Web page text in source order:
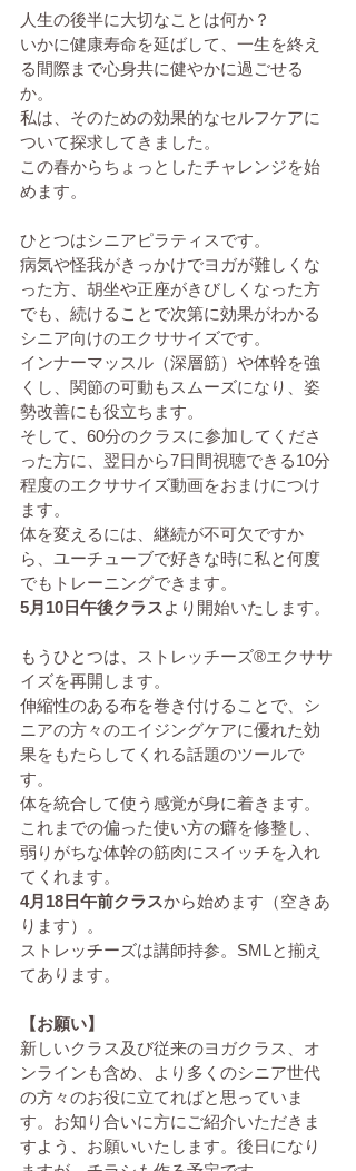
人生の後半に大切なことは何か？
いかに健康寿命を延ばして、一生を終え
る間際まで心身共に健やかに過ごせる
か。
私は、そのための効果的なセルフケアに
ついて探求してきました。
この春からちょっとしたチャレンジを始
めます。
ひとつはシニアピラティスです。
病気や怪我がきっかけでヨガが難しくな
った方、胡坐や正座がきびしくなった方
でも、続けることで次第に効果がわかる
シニア向けのエクササイズです。
インナーマッスル（深層筋）や体幹を強
くし、関節の可動もスムーズになり、姿
勢改善にも役立ちます。
そして、60分のクラスに参加してくださ
った方に、翌日から7日間視聴できる10分
程度のエクササイズ動画をおまけにつけ
ます。
体を変えるには、継続が不可欠ですか
ら、ユーチューブで好きな時に私と何度
でもトレーニングできます。
5月10日午後クラスより開始いたします。
もうひとつは、ストレッチーズ®エクササ
イズを再開します。
伸縮性のある布を巻き付けることで、シ
ニアの方々のエイジングケアに優れた効
果をもたらしてくれる話題のツールで
す。
体を統合して使う感覚が身に着きます。
これまでの偏った使い方の癖を修整し、
弱りがちな体幹の筋肉にスイッチを入れ
てくれます。
4月18日午前クラスから始めます（空きあ
ります）。
ストレッチーズは講師持参。SMLと揃え
てあります。
【お願い】
新しいクラス及び従来のヨガクラス、オ
ンラインも含め、より多くのシニア世代
の方々のお役に立てればと思っていま
す。お知り合いに方にご紹介いただきま
すよう、お願いいたします。後日になり